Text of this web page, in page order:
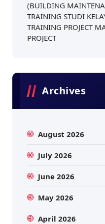
(BUILDING
TRAINING STUDI
TRAINING PROJECT
PROJECT
Archives
August 2026
July 2026
June 2026
May 2026
April 2026